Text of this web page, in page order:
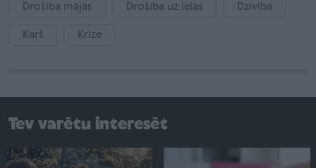
Drošība mājās Drošība uz ielas Dzīvība
Karš Krīze
Tev varētu interesēt